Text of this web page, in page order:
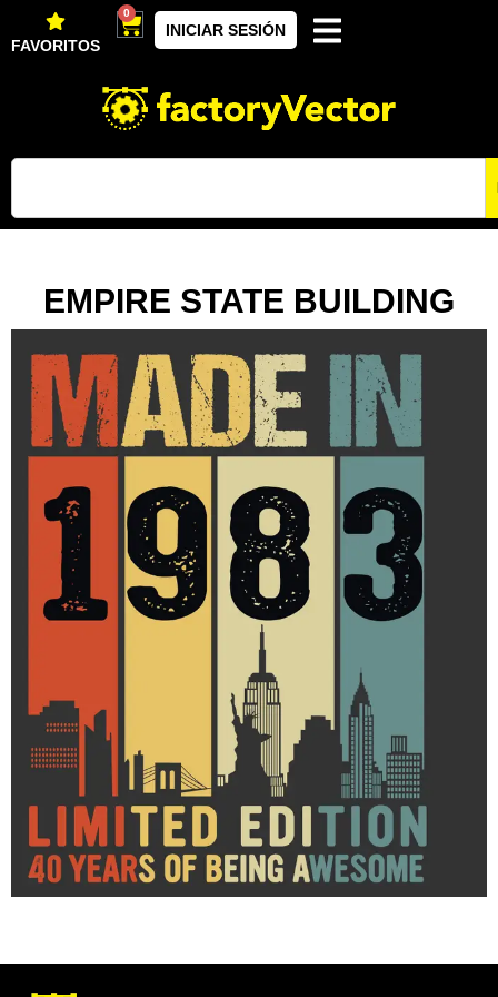
FAVORITOS
0
INICIAR SESIÓN
EMPIRE STATE BUILDING